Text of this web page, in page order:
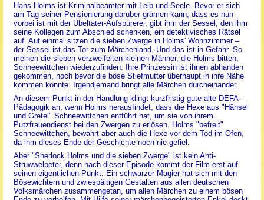
Hans Holms ist Kriminalbeamter mit Leib und Seele. Bevor er sich
am Tag seiner Pensionierung darüber grämen kann, dass es nun
vorbei ist mit der Übeltäter-Aufspürerei, gibt ihm der Sessel, den ihm
seine Kollegen zum Abschied schenken, ein detektivisches Rätsel
auf. Auf einmal sitzen die sieben Zwerge in Holms' Wohnzimmer –
der Sessel ist das Tor zum Märchenland. Und das ist in Gefahr. So
meinen die sieben verzweifelten kleinen Männer, die Holms bitten,
Schneewittchen wiederzufinden. Ihre Prinzessin ist ihnen abhanden
gekommen, noch bevor die böse Stiefmutter überhaupt in ihre Nähe
kommen konnte. Irgendjemand bringt alle Märchen durcheinander.
An diesem Punkt in der Handlung klingt kurzfristig gute alte DEFA-
Pädagogik an, wenn Holms herausfindet, dass die Hexe aus "Hänsel
und Gretel" Schneewittchen entführt hat, um sie von ihrem
Putzfrauendienst bei den Zwergen zu erlösen. Holms "befreit"
Schneewittchen, bewahrt aber auch die Hexe vor dem Tod im Ofen,
da ihm dieses Ende der Geschichte noch nie gefiel.
Aber "Sherlock Holms und die sieben Zwerge" ist kein Anti-
Struwwelpeter, denn nach dieser Episode kommt der Film erst auf
seinen eigentlichen Punkt: Ein schwarzer Magier hat sich mit den
Bösewichtern und zwiespältigen Gestalten aus allen deutschen
Volksmärchen zusammengetan, um allen Märchen zu einem bösen